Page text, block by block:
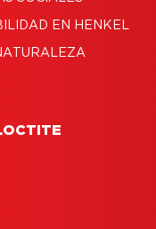
EN HENKEL